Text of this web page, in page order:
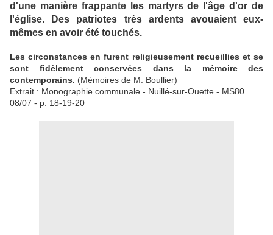
d'une manière frappante les martyrs de l'âge d'or de
l'église. Des patriotes très ardents avouaient eux-
mêmes en avoir été touchés.
Les circonstances en furent religieusement recueillies et se
sont fidèlement conservées dans la mémoire des
contemporains. (Mémoires de M. Boullier)
Extrait : Monographie communale - Nuillé-sur-Ouette - MS80
08/07 - p. 18-19-20